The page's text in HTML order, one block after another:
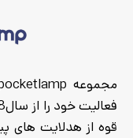
قوه از هدلایت های